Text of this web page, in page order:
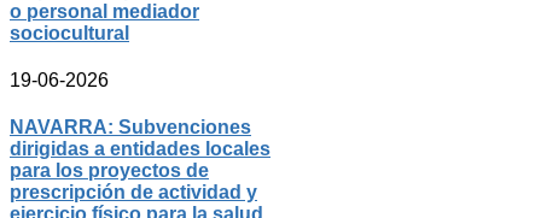
o personal mediador
sociocultural
19-06-2026
NAVARRA: Subvenciones
dirigidas a entidades locales
para los proyectos de
prescripción de actividad y